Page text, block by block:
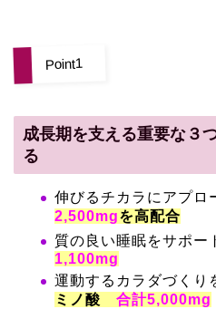
Point1
成長期を支える重要な３
る
伸びるチカラにアプロ
2,500mgを高配合
質の良い睡眠をサポー
1,100mg
運動するカラダづくり
ミノ酸 合計5,000mg